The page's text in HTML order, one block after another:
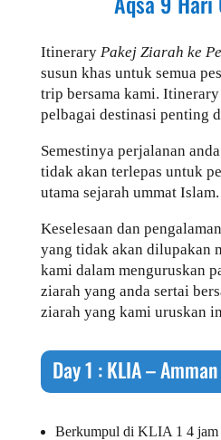
Itinerary Pakej Ziarah ke
susun khas untuk semua
trip bersama kami.
pelbagai destinasi penting
Semestinya perjalanan
tidak akan terlepas untuk
utama sejarah ummat Islam.
Keselesaan dan
yang tidak akan dilupakan
kami dalam menguruskan
ziarah yang anda sertai
ziarah yang kami uruskan
Day 1 : KLIA – Amman
Berkumpul di KLIA 1 4 jam